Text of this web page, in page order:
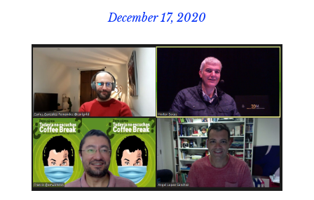
December 17, 2020